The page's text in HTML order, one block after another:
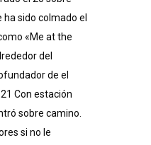
sido colmado el
«Me at the
del
de el
Con estación
sobre camino.
si no le